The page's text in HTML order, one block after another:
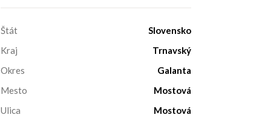
Štát
Slovensko
Kraj
Trnavský
Okres
Galanta
Mesto
Mostová
Ulica
Mostová